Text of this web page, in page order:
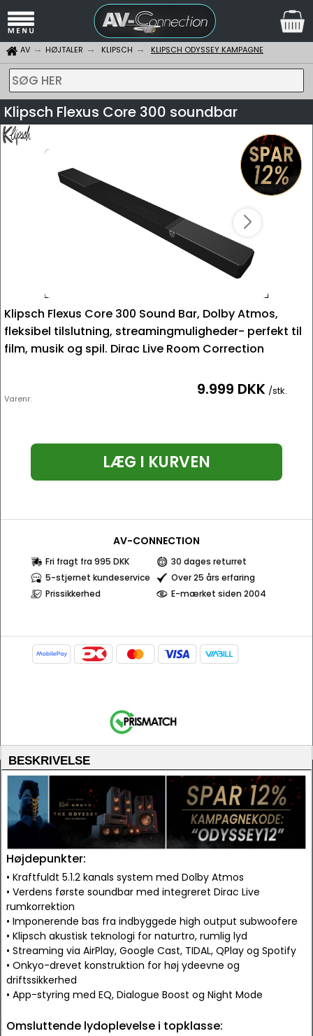
AV HØJTALER KLIPSCH KLIPSCH ODYSSEY KAMPAGNE
SØG HER
Klipsch Flexus Core 300 soundbar
Klipsch Flexus Core 300 Sound Bar, Dolby Atmos,
fleksibel tilslutning, streamingmuligheder- perfekt til
film, musik og spil. Dirac Live Room Correction
Varenr: 9.999 DKK /stk.
LÆG I KURVEN
AV-CONNECTION
Fri fragt fra 995 DKK
30 dages returret
5-stjernet kundeservice
Over 25 års erfaring
Prissikkerhed
E-mærket siden 2004
BESKRIVELSE
Højdepunkter:
• Kraftfuldt 5.1.2 kanals system med Dolby Atmos
• Verdens første soundbar med integreret Dirac Live
rumkorrektion
• Imponerende bas fra indbyggede high output subwoofere
• Klipsch akustisk teknologi for naturtro, rumlig lyd
• Streaming via AirPlay, Google Cast, TIDAL, QPlay og Spotify
• Onkyo-drevet konstruktion for høj ydeevne og
driftssikkerhed
• App-styring med EQ, Dialogue Boost og Night Mode
Omsluttende lydoplevelse i topklasse: